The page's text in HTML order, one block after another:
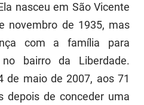
nasceu em São Vicente
novembro de 1935, mas
com a família para
no bairro da Liberdade.
de maio de 2007, aos 71
depois de conceder uma